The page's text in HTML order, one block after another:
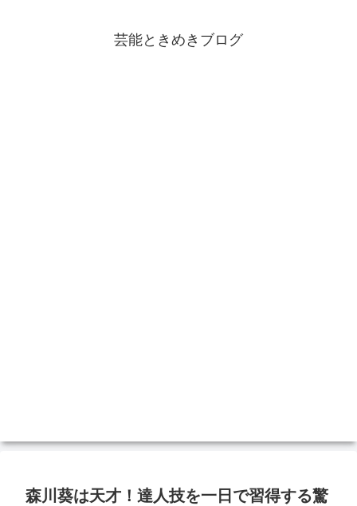
芸能ときめきブログ
森川葵は天才！達人技を一日で習得する驚